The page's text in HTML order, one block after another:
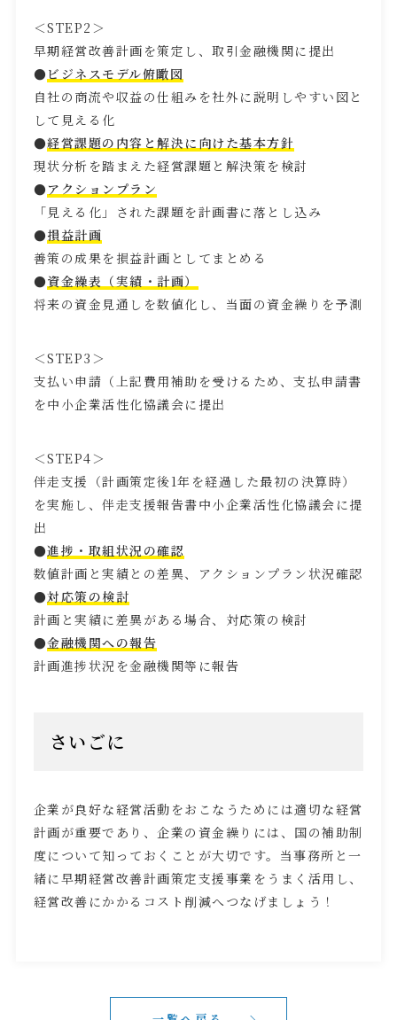
＜STEP2 ＞
早期経営改善計画を策定し、取引金融機関に提出
●ビジネスモデル俯瞰図
自社の商流や収益の仕組みを社外に説明しやすい図と
して見える化
●経営課題の内容と解決に向けた基本方針
現状分析を踏まえた経営課題と解決策を検討
●アクションプラン
「見える化」された課題を計画書に落とし込み
●損益計画
善策の成果を損益計画としてまとめる
●資金繰表（実績・計画）
将来の資金見通しを数値化し、当面の資金繰りを予測
＜STEP3 ＞
支払い申請（上記費用補助を受けるため、支払申請書
を中小企業活性化協議会に提出
＜STEP4 ＞
伴走支援（計画策定後1年を経過した最初の決算時）
を実施し、伴走支援報告書中小企業活性化協議会に提
出
●進捗・取組状況の確認
数値計画と実績との差異、アクションプラン状況確認
●対応策の検討
計画と実績に差異がある場合、対応策の検討
●金融機関への報告
計画進捗状況を金融機関等に報告
さいごに
企業が良好な経営活動をおこなうためには適切な経営
計画が重要であり、企業の資金繰りには、国の補助制
度について知っておくことが大切です。当事務所と一
緒に早期経営改善計画策定支援事業をうまく活用し、
経営改善にかかるコスト削減へつなげましょう！